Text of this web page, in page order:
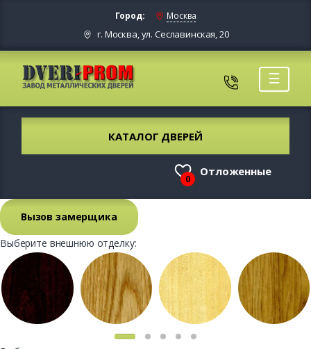
Город: Москва
г. Москва, ул. Сеславинская, 20
☰
КАТАЛОГ ДВЕРЕЙ
0
Отложенные
Вызов замерщика
Выберите внешнюю отделку: